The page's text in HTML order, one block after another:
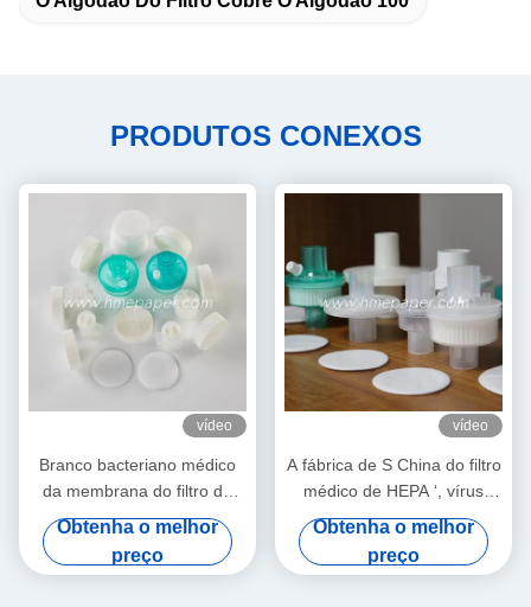
PRODUTOS CONEXOS
vídeo
Branco bacteriano médico
da membrana do filtro do
vírus de HME
Obtenha o melhor
preço
vídeo
A fábrica de S China do filtro
médico de HEPA ‘, vírus
bacterianos do BEF 99,99%
Obtenha o melhor
preço